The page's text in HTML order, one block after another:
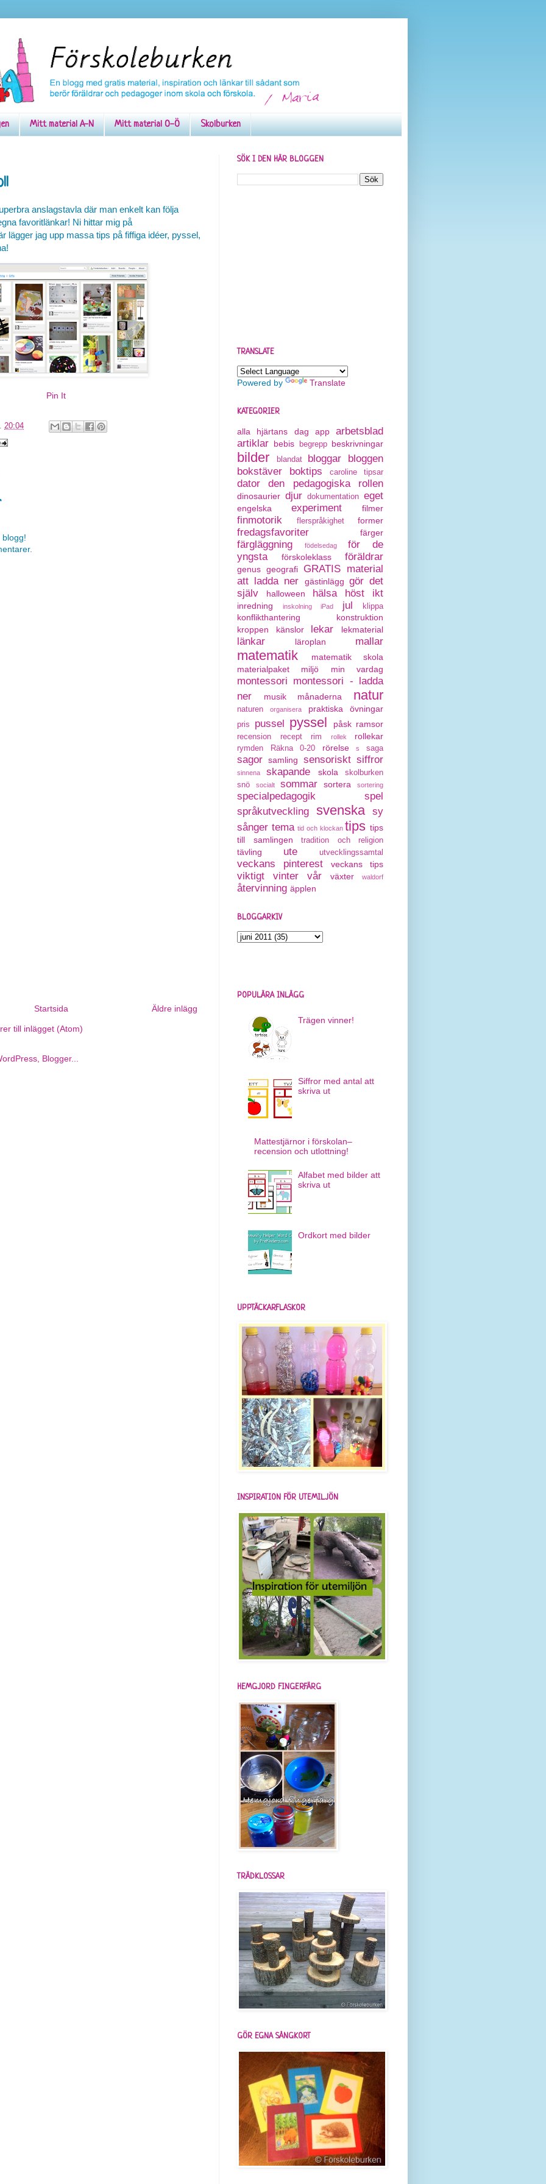
Mitt material A-N Mitt material O-Ö Skolburken
anslagstavla där man enkelt kan följa
favoritlänkar! Ni hittar mig på
lägger jag upp massa tips på fiffiga idéer, pyssel,
Pin It
20:04
blogg!
Äldre inlägg
Startsida
till inlägget (Atom)
SÖK I DEN HÄR BLOGGEN
TRANSLATE
Powered by Translate
KATEGORIER
alla hjärtans dag app
arbetsblad
artiklar bebis begrepp beskrivningar
bilder blandat bloggar
bloggen
bokstäver
boktips caroline tipsar
dator den pedagogiska rollen
dinosaurier djur dokumentation eget
engelska experiment filmer
finmotorik flerspråkighet former
fredagsfavoriter färger
färgläggning födelsedag
för de
yngsta
förskoleklass föräldrar
genus geografi GRATIS material
att ladda ner
gästinlägg gör det
själv
halloween hälsa höst ikt
inredning inskolning iPad jul klippa
konflikthantering
konstruktion
kroppen
känslor lekar lekmaterial
länkar läroplan mallar
matematik
matematik skola
materialpaket
miljö min vardag
montessori montessori - ladda
ner
musik månaderna natur
naturen organisera praktiska övningar
pris pussel pyssel påsk ramsor
recension recept rim rollek rollekar
rymden Räkna 0-20 rörelse s saga
sagor samling sensoriskt siffror
sinnena skapande skola
skolburken
snö
socialt sommar sortera sortering
specialpedagogik
spel
språkutveckling
svenska
sy
sånger tema tid och klockan tips tips
till samlingen
tradition och religion
tävling ute utvecklingssamtal
veckans pinterest veckans tips
viktigt vinter vår växter waldorf
återvinning äpplen
BLOGGARKIV
POPULÄRA INLÄGG
Trägen vinner!
Siffror med antal att
skriva ut
Mattestjärnor i förskolan–
recension och utlottning!
Alfabet med bilder att
skriva ut
Ordkort med bilder
UPPTÄCKARFLASKOR
INSPIRATION FÖR UTEMILJÖN
HEMGJORD FINGERFÄRG
TRÄDKLOSSAR
GÖR EGNA SÅNGKORT